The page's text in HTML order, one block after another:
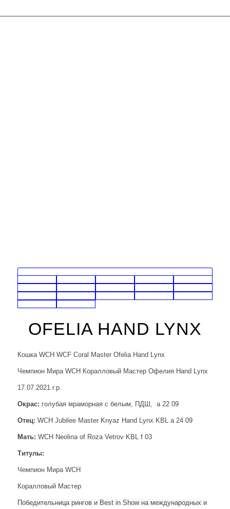
OFELIA HAND LYNX
Кошка WCH WCF Coral Master Ofelia Hand Lynx
Чемпион Мира WCH Коралловый Мастер Офелия Hand Lynx
17.07.2021 г.р.
Окрас: голубая мраморная с белым, ПДШ, a 22 09
Отец: WCH Jubilee Master Knyaz Hand Lynx KBL a 24 09
Мать: WCH Neolina of Roza Vetrov KBL f 03
Титулы:
Чемпион Мира WCH
Коралловый Мастер
Победительница рингов и Best in Show на международных и